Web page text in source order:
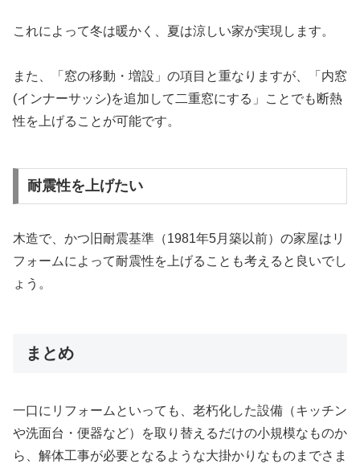
これによって冬は暖かく、夏は涼しい家が実現します。
また、「窓の移動・増設」の項目と重なりますが、「内窓
(インナーサッシ)を追加して二重窓にする」ことでも断熱
性を上げることが可能です。
耐震性を上げたい
木造で、かつ旧耐震基準（1981年5月築以前）の家屋はリ
フォームによって耐震性を上げることも考えると良いでし
ょう。
まとめ
一口にリフォームといっても、老朽化した設備（キッチン
や洗面台・便器など）を取り替えるだけの小規模なものか
ら、解体工事が必要となるような大掛かりなものまでさま